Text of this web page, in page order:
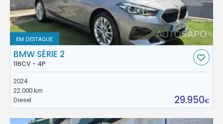
EM DESTAQUE
BMW SÉRIE 2
116CV - 4P
2024
22.000 km
Diesel
29.950€